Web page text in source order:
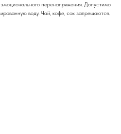
перенапряжения. Допустимо
воду. Чай, кофе, сок запрещаются.